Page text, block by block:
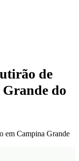
de
do